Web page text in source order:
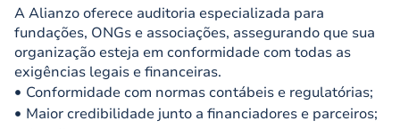
A Alianzo oferece auditoria especializada para
fundações, ONGs e associações, assegurando que sua
organização esteja em conformidade com todas as
exigências legais e financeiras.
Conformidade com normas contábeis e regulatórias;
Maior credibilidade junto a financiadores e parceiros;